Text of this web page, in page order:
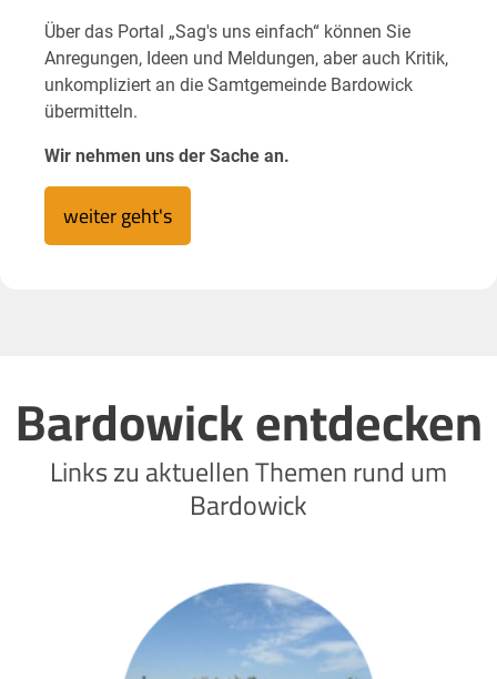
Über das Portal „Sag's uns einfach“ können Sie
Anregungen, Ideen und Meldungen, aber auch Kritik,
unkompliziert an die Samtgemeinde Bardowick
übermitteln.
Wir nehmen uns der Sache an.
weiter geht's
Bardowick entdecken
Links zu aktuellen Themen rund um
Bardowick